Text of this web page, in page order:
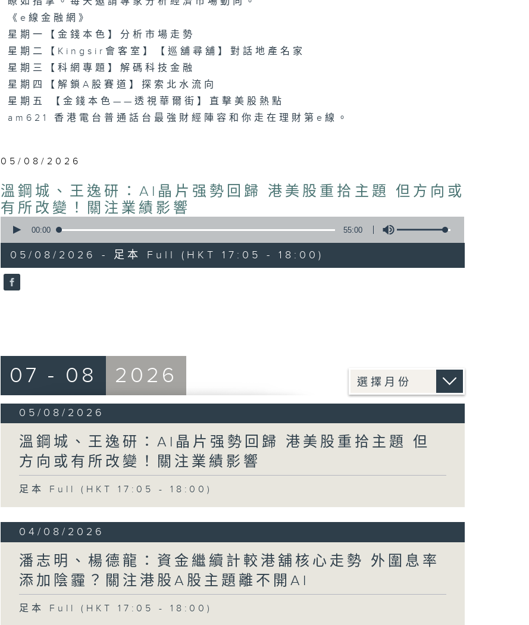
《e線金融網》
星期一【金錢本色】分析市場走勢
星期二【Kingsir會客室】【巡舖尋舖】對話地產名家
星期三【科網專題】解碼科技金融
星期四【解鎖A股賽道】探索北水流向
星期五 【金錢本色——透視華爾街】直擊美股熱點
am621 香港電台普通話台最強財經陣容和你走在理財第e線。
05/08/2026
溫鋼城、王逸研：AI晶片强勢回歸 港美股重拾主題 但方向或
有所改變！關注業績影響
seconds
55
minutes,
0
seconds
90%
00:00 55:00
05/08/2026 - 足本 Full (HKT 17:05 - 18:00)
07 - 08 2026
05/08/2026
溫鋼城、王逸研：AI晶片强勢回歸 港美股重拾主題 但
方向或有所改變！關注業績影響
足本 Full (HKT 17:05 - 18:00)
04/08/2026
潘志明、楊德龍：資金繼續計較港舖核心走勢 外圍息率
添加陰霾？關注港股A股主題離不開AI
足本 Full (HKT 17:05 - 18:00)